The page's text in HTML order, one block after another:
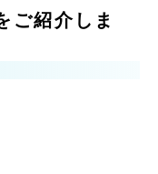
ご紹介しま